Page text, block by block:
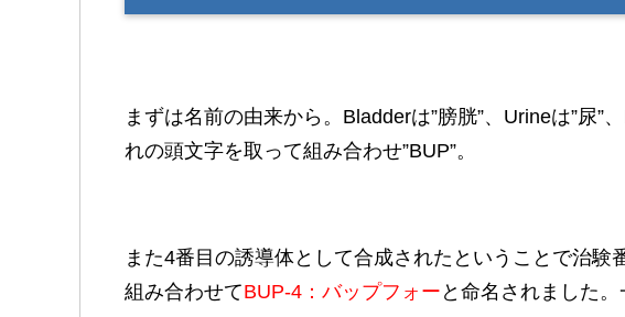
まずは名前の由来から。Bladderは”膀胱”、Urineは”尿”
れの頭文字を取って組み合わせ”BUP”。
また4番目の誘導体として合成されたということで治験
組み合わせてBUP-4：バップフォー と命名されました。